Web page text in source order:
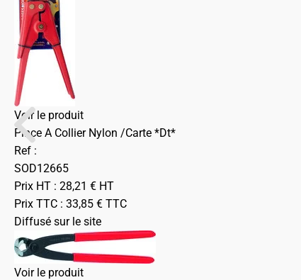
Voir le produit
Pince A Collier Nylon /Carte *Dt*
Ref :
SOD12665
Prix HT : 28,21 € HT
Prix TTC : 33,85 € TTC
Diffusé sur le site
Voir le produit